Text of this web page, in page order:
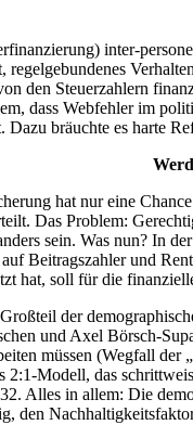
inter-
den Steuerzahlern
dass Webfehler im
bräuchte es harte
hat nur eine
Das Problem:
sein. Was nun? In
Beitragszahler und
hat, soll für die
der
und Axel Börsch-
müssen (Wegfall
Modell, das
Alles in allem: Die
den